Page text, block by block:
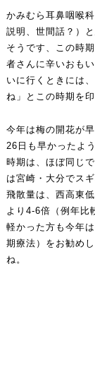
かみむら耳鼻咽喉
説明、世間話？）
そうです、この時
者さんに辛いおも
いに行くときには
ね」とこの時期を
今年は梅の開花が
26日も早かったよ
時期は、ほぼ同じ
は宮崎・大分でス
飛散量は、西高東
より4-6倍（例年比
軽かった方も今年
期療法）をお勧め
ね。